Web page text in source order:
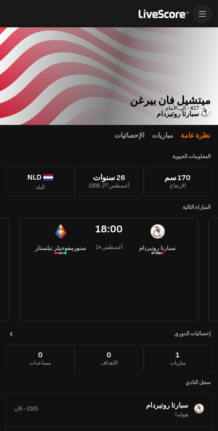
ميتشيل فان بيرغن
#17 - إلى الأمام
سبارتا روتيردام
نظرة عامة مباريات الإحصائيات
المعلومات الحيوية
170 سم
الارتفاع
26 سنوات
أغسطس 27, 1999
NLD
البلد
المباراة التالية
ستورمفوجيلز تيلستار
18:00
14 أغسطس سبارتا روتيردام
إحصائيات الدوري
1
مباريات
0
الأهداف
0
مساعدات
سجل النادي
سبارتا روتيردام
هولندا
2025
- الآن